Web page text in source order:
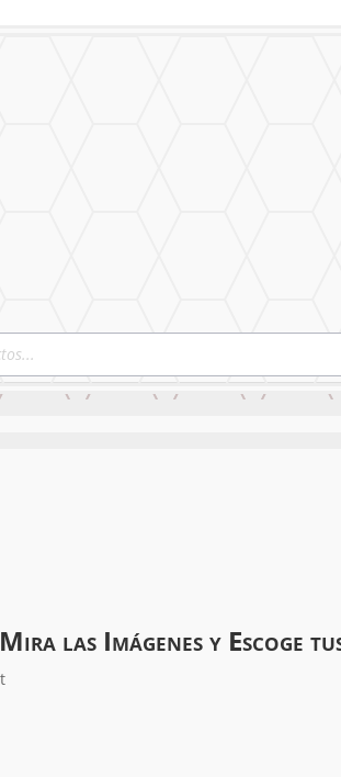
Mira las Imágenes y Escoge